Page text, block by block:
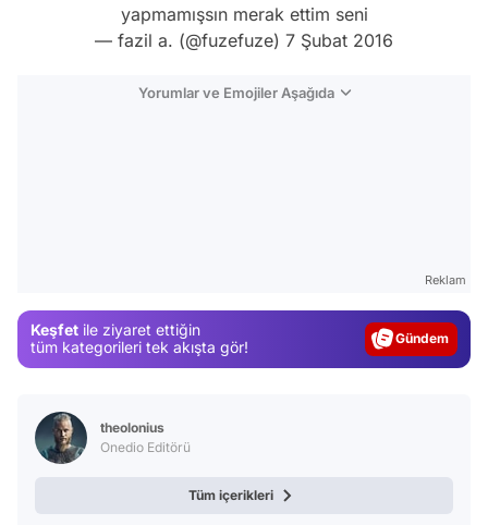
yapmamışsın merak ettim seni
— fazil a. (@fuzefuze) 7 Şubat 2016
Yorumlar ve Emojiler Aşağıda
Reklam
Keşfet ile ziyaret ettiğin
tüm kategorileri tek akışta gör!
Gündem
theolonius
Onedio Editörü
Tüm içerikleri